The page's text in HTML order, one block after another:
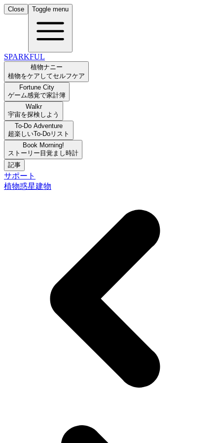
Close Toggle menu
SPARKFUL
植物ナニー
植物をケアしてセルフケア
Fortune City
ゲーム感覚で家計簿
Walkr
宇宙を探検しよう
To-Do Adventure
超楽しいTo-Doリスト
Book Morning!
ストーリー目覚まし時計
記事
サポート
植物惑星建物